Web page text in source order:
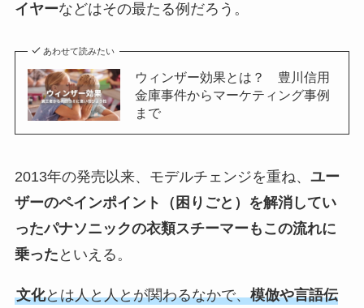
イヤーなどはその最たる例だろう。
あわせて読みたい
ウィンザー効果とは？ 豊川信用
金庫事件からマーケティング事例
まで
2013年の発売以来、モデルチェンジを重ね、 ユー
ザーのペインポイント（困りごと）を解消してい
ったパナソニックの衣類スチーマーもこの流れに
乗った といえる。
文化とは人と人とが関わるなかで、模倣や言語伝